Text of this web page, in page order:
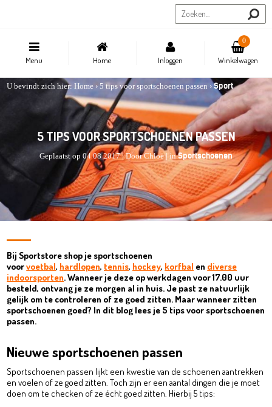
Menu Home Inloggen Winkelwagen
0
U bevindt zich hier:Home ›5 tips voor sportschoenen passen ›Sport
5 TIPS VOOR SPORTSCHOENEN PASSEN
Geplaatst op 04 08 2017 | Door Chloë | inSportschoenen
Bij Sportstore shop je sportschoenen
voorvoetbal, hardlopen, tennis, hockey, korfbal en diverse
indoorsporten. Wanneer je deze op werkdagen voor 17.00 uur
besteld, ontvang je ze morgen al in huis. Je past ze natuurlijk
gelijk om te controleren of ze goed zitten. Maar wanneer zitten
sportschoenen goed? In dit blog lees je 5 tips voor sportschoenen
passen.
Nieuwe sportschoenen passen
Sportschoenen passen lijkt een kwestie van de schoenen aantrekken
en voelen of ze goed zitten. Toch zijn er een aantal dingen die je moet
doen om te checken of ze écht goed zitten. Hierbij 5 tips: